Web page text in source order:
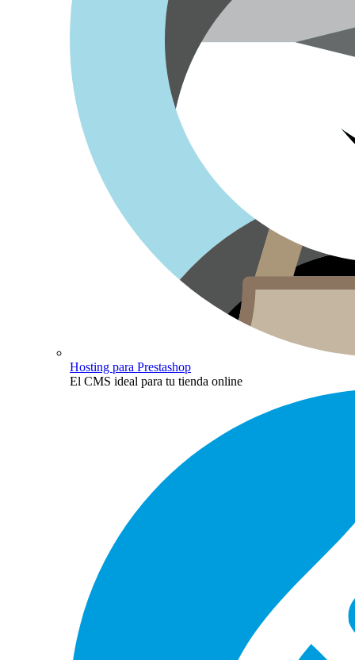
Hosting para Prestashop
El CMS ideal para tu tienda online